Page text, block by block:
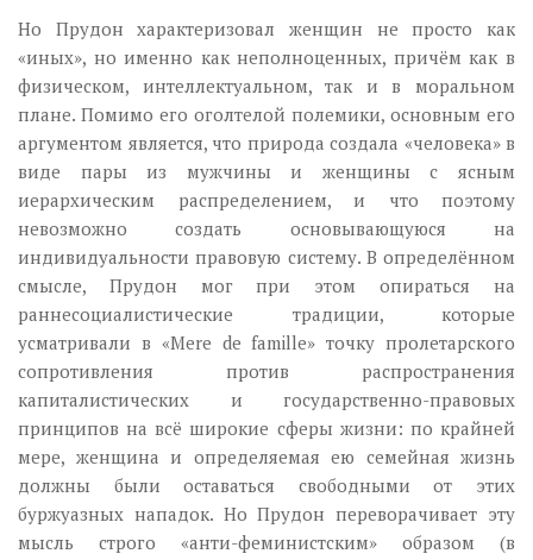
Но Прудон характеризовал женщин не просто как
«иных», но именно как неполноценных, причём как в
физическом, интеллектуальном, так и в моральном
плане. Помимо его оголтелой полемики, основным его
аргументом является, что природа создала «человека» в
виде пары из мужчины и женщины с ясным
иерархическим распределением, и что поэтому
невозможно создать основывающуюся на
индивидуальности правовую систему. В определённом
смысле, Прудон мог при этом опираться на
раннесоциалистические традиции, которые
усматривали в «Mere de famille» точку пролетарского
сопротивления против распространения
капиталистических и государственно-правовых
принципов на всё широкие сферы жизни: по крайней
мере, женщина и определяемая ею семейная жизнь
должны были оставаться свободными от этих
буржуазных нападок. Но Прудон переворачивает эту
мысль строго «анти-феминистским» образом (в